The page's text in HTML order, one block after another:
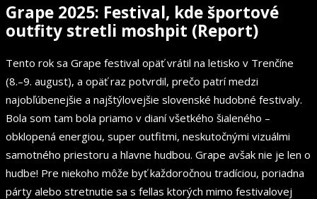
Grape 2025: Festival, kde športové
outfity stretli moshpit (Report)
Tento rok sa Grape festival opäť vrátil na letisko v Trenčíne
(8.–9. august), a opäť raz potvrdil, prečo patrí medzi
najobľúbenejšie a najštýlovejšie slovenské hudobné festivaly.
Bola som tam bola priamo v dianí všetkého šialeného –
obklopená energiou, super outfitmi, neskutočnými vizuálmi
samotného priestoru a hlavne hudbou. Grape avšak nie je len o
hudbe! Pre niekoho môže byť každoročnou tradíciou, poriadna
párty alebo stretnutie sa s fellas ktorých mimo festivalovej